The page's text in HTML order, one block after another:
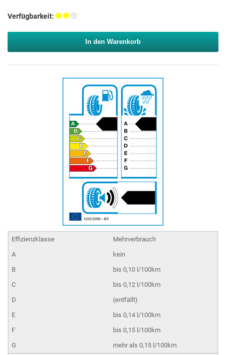
Verfügbarkeit:
In den Warenkorb
Mehrverbrauch
kein
bis 0,10 l/100km
bis 0,12 l/100km
(entfällt)
bis 0,14 l/100km
bis 0,15 l/100km
mehr als 0,15 l/100km